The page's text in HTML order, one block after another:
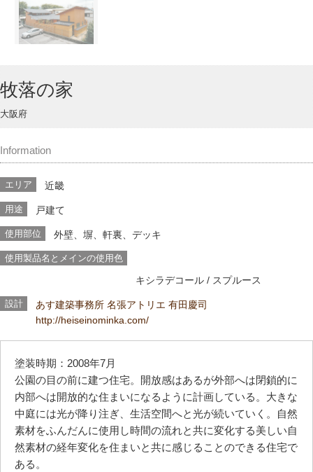
牧落の家
大阪府
Information
エリア 近畿
用途 戸建て
使用部位 外壁、塀、軒裏、デッキ
使用製品名とメインの使用色
キシラデコール / スプルース
設計
あす建築事務所 名張アトリエ 有田慶司
http://heiseinominka.com/
塗装時期：2008年7月
公園の目の前に建つ住宅。開放感はあるが外部へは閉鎖的に
内部へは開放的な住まいになるように計画している。大きな
中庭には光が降り注ぎ、生活空間へと光が続いていく。自然
素材をふんだんに使用し時間の流れと共に変化する美しい自
然素材の経年変化を住まいと共に感じることのできる住宅で
ある。